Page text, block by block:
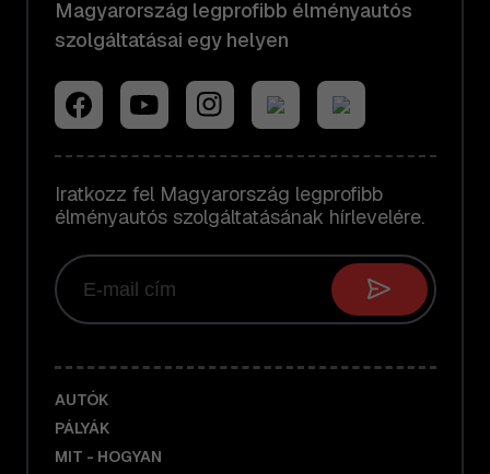
Magyarország legprofibb élményautós
szolgáltatásai egy helyen
Iratkozz fel Magyarország legprofibb
élményautós szolgáltatásának hírlevelére.
AUTÓK
PÁLYÁK
MIT - HOGYAN